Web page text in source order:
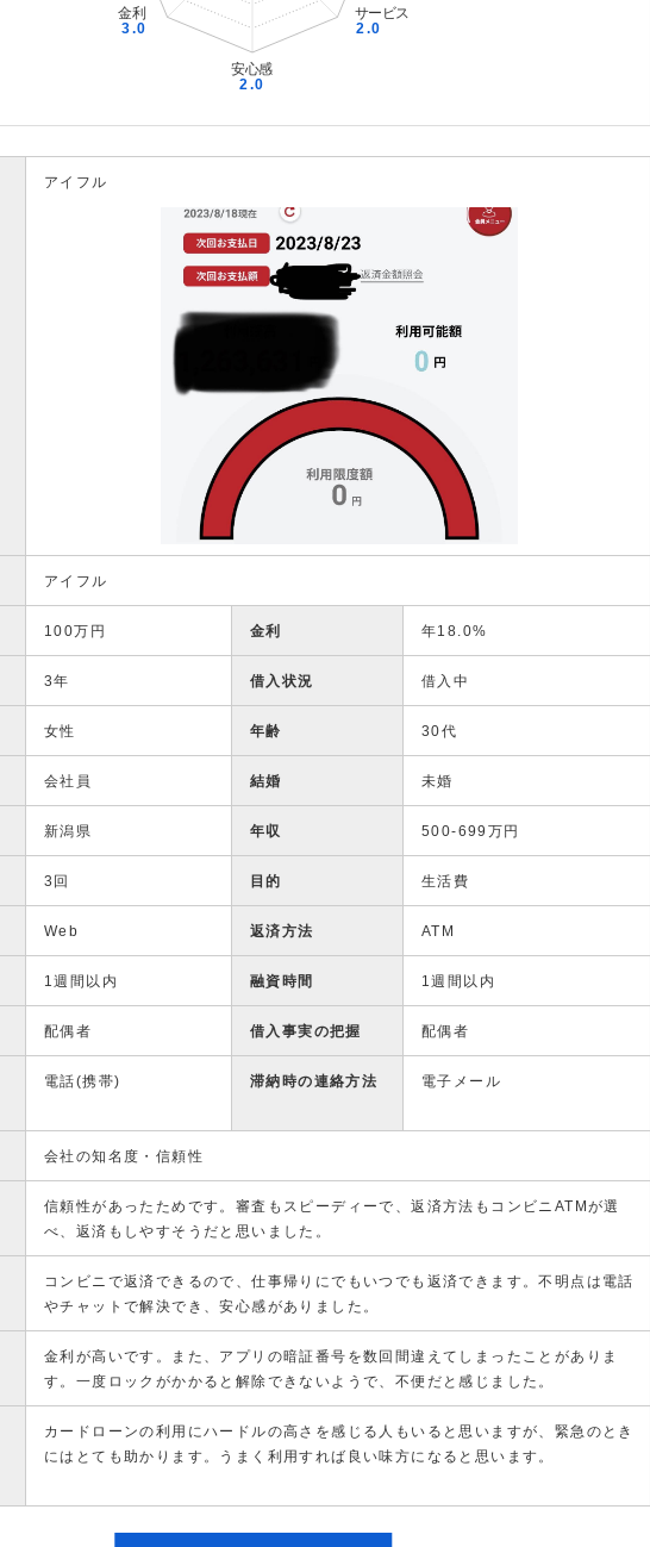
アイフル
アイフル
100万円 金利 年18.0%
3年 借入状況 借入中
女性 年齢 30代
会社員 結婚 未婚
新潟県 年収 500-699万円
3回 目的 生活費
Web 返済方法 ATM
1週間以内 融資時間 1週間以内
配偶者 借入事実の把握 配偶者
電話(携帯) 滞納時の連絡方法 電子メール
会社の知名度・信頼性
信頼性があったためです。審査もスピーディーで、返済方法もコンビニATMが選
べ、返済もしやすそうだと思いました。
コンビニで返済できるので、仕事帰りにでもいつでも返済できます。不明点は電話
やチャットで解決でき、安心感がありました。
金利が高いです。また、アプリの暗証番号を数回間違えてしまったことがありま
す。一度ロックがかかると解除できないようで、不便だと感じました。
カードローンの利用にハードルの高さを感じる人もいると思いますが、緊急のとき
にはとても助かります。うまく利用すれば良い味方になると思います。